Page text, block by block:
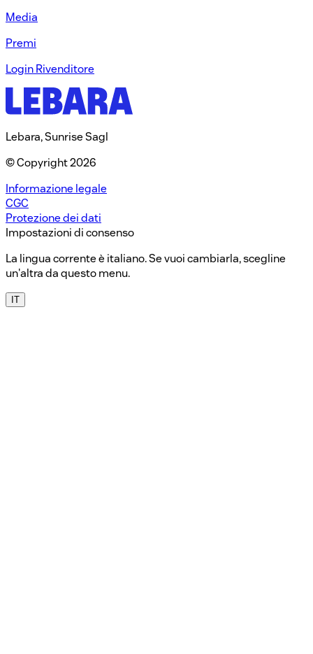
Media​
Premi​
Login Rivenditore​
Lebara, Sunrise Sagl
© Copyright 2026
Informazione legale
CGC
Protezione dei dati
Impostazioni di consenso
La lingua corrente è italiano. Se vuoi cambiarla, scegline
un'altra da questo menu.
IT